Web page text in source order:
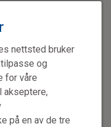
nettsted bruker
og
for våre
akseptere,
på en av de tre
luftambulanselegene
tok initiativ til
av Stiftelsen Norsk
og brannvesenet fikk
og